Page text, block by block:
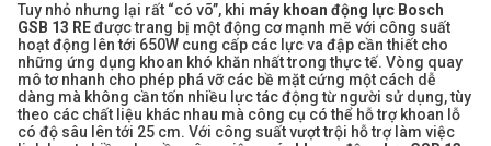
Tuy nhỏ nhưng lại rất “có võ”, khi máy khoan động lực Bosch
GSB 13 REđược trang bị một động cơ mạnh mẽ với công suất
hoạt động lên tới 650W cung cấp các lực va đập cần thiết cho
những ứng dụng khoan khó khăn nhất trong thực tế. Vòng quay
mô tơ nhanh cho phép phá vỡ các bề mặt cứng một cách dễ
dàng mà không cần tốn nhiều lực tác động từ người sử dụng, tùy
theo các chất liệu khác nhau mà công cụ có thể hỗ trợ khoan lỗ
có độ sâu lên tới 25 cm. Với công suất vượt trội hỗ trợ làm việc